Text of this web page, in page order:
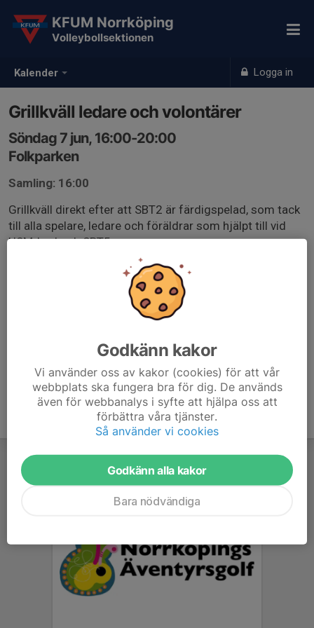
Kalender Logga in
KFUM Norrköping
Volleybollsektionen
Grillkväll ledare och volontärer
Söndag 7 jun, 16:00-20:00
Folkparken
Samling: 16:00
Grillkväll direkt efter att SBT2 är färdigspelad, som tack
till alla spelare, ledare och föräldrar som hjälpt till vid
USM-kval och SBT5.
Ange eventuell specialkost/allergier som kommentar,
om det inte redan står i din profil.
Godkänn kakor
Vi använder oss av kakor (cookies) för att vår
webbplats ska fungera bra för dig. De används
även för webbanalys i syfte att hjälpa oss att
förbättra våra tjänster.
Så använder vi cookies
Godkänn alla kakor
Bara nödvändiga